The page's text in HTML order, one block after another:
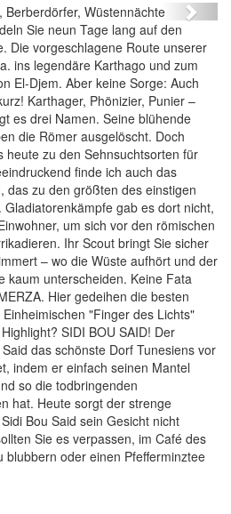
Next
Sie neun Tage lang auf den
Die vorgeschlagene Route unserer
ins legendäre Karthago und zum
El-Djem. Aber keine Sorge: Auch
Karthager, Phönizier, Punier –
es drei Namen. Seine blühende
die Römer ausgelöscht. Doch
heute zu den Sehnsuchtsorten für
finde ich auch das
das zu den größten des einstigen
gab es dort nicht,
um sich vor den römischen
Ihr Scout bringt Sie sicher
– wo die Wüste aufhört und der
kaum unterscheiden. Keine Fata
Hier gedeihen die besten
"Finger des Lichts"
SIDI BOU SAID! Der
das schönste Dorf Tunesiens vor
indem er einfach seinen Mantel
so die todbringenden
hat. Heute sorgt der strenge
Bou Said sein Gesicht nicht
Sie es verpassen, im Café des
blubbern oder einen Pfefferminztee